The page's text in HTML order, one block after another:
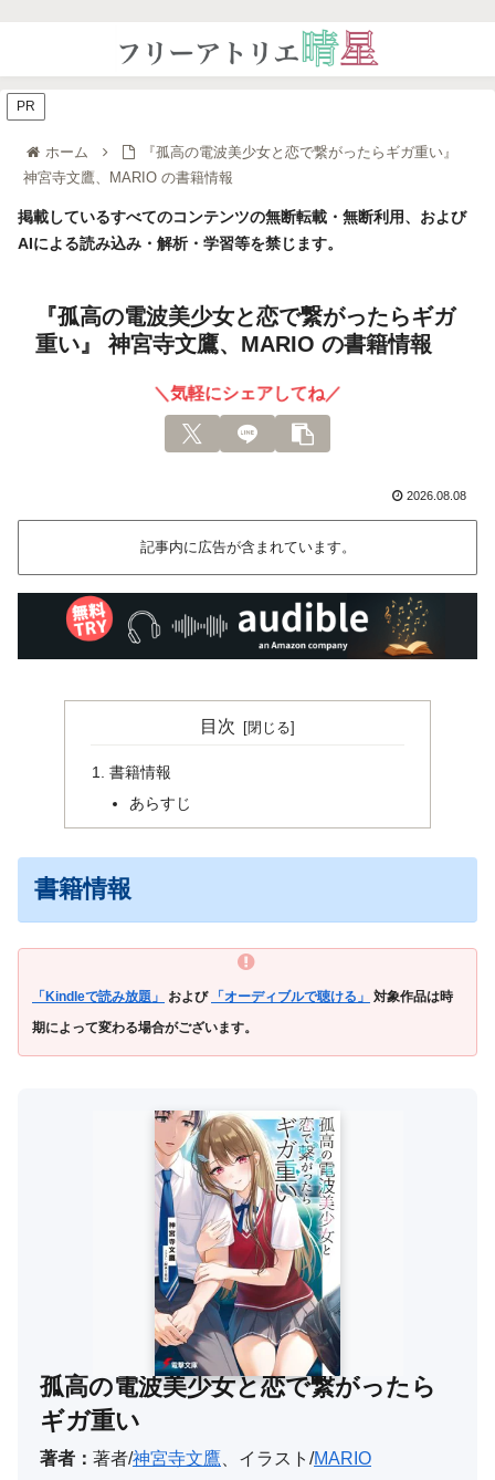
ホーム
『孤高の電波美少女と恋で繋がったらギガ重い』
神宮寺文鷹、MARIO の書籍情報
掲載しているすべてのコンテンツの無断転載・無断利用、および
AIによる読み込み・解析・学習等を禁じます。
『孤高の電波美少女と恋で繋がったらギガ
重い』 神宮寺文鷹、MARIO の書籍情報
＼気軽にシェアしてね／
2026.08.08
記事内に広告が含まれています。
PR
目次
書籍情報
あらすじ
書籍情報
「Kindleで読み放題」 および 「オーディブルで聴ける」
対象作品は時
期によって変わる場合がございます。
孤高の電波美少女と恋で繋がったら
ギガ重い
著者： 著者/神宮寺文鷹 、イラスト/MARIO